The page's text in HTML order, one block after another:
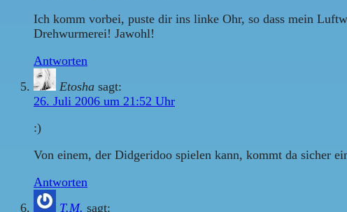
Ich komm vorbei, puste dir ins linke Ohr, so dass mein
Drehwurmerei! Jawohl!
Antworten
Etosha sagt:
26. Juli 2006 um 21:52 Uhr
:)
Von einem, der Didgeridoo spielen kann, kommt da sicher
Antworten
T.M. sagt: